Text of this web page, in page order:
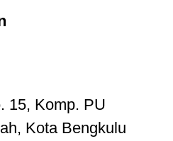
15, Komp. PU
Kota Bengkulu